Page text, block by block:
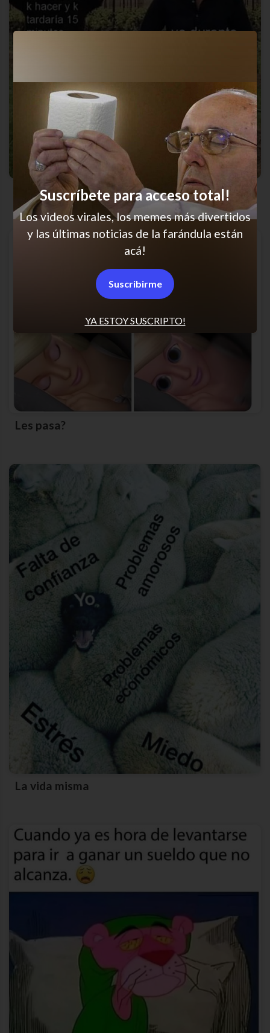
El horror
Les pasa?
La vida misma
YA ESTOY SUSCRIPTO!
Suscríbete para acceso total!
Los videos virales, los memes más divertidos
y las últimas noticias de la farándula están
acá!
Suscribirme